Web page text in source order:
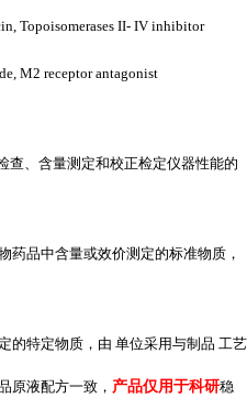
Topoisomerases II- IV inhibitor
M2 receptor antagonist
查、含量测定和校正检定仪器性能的
药品中含量或效价测定的标准物质，
的特定物质，由 单位采用与制品 工艺
原液配方一致， 产品仅用于科研稳